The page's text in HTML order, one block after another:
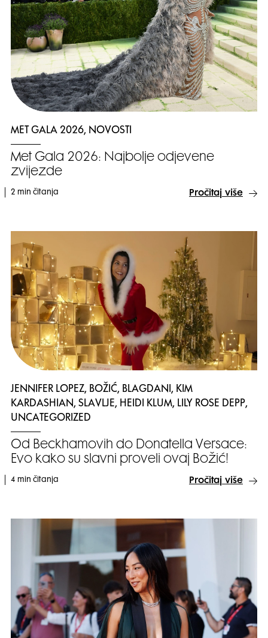
MET GALA 2026, NOVOSTI
Met Gala 2026: Najbolje odjevene
zvijezde
2 min čitanja Pročitaj više
JENNIFER LOPEZ, BOŽIĆ, BLAGDANI, KIM
KARDASHIAN, SLAVLJE, HEIDI KLUM, LILY ROSE DEPP,
UNCATEGORIZED
Od Beckhamovih do Donatella Versace:
Evo kako su slavni proveli ovaj Božić!
4 min čitanja Pročitaj više